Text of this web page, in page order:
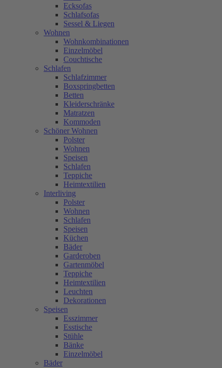
Ecksofas
Schlafsofas
Sessel & Liegen
Wohnen
Wohnkombinationen
Einzelmöbel
Couchtische
Schlafen
Schlafzimmer
Boxspringbetten
Betten
Kleiderschränke
Matratzen
Kommoden
Schöner Wohnen
Polster
Wohnen
Speisen
Schlafen
Teppiche
Heimtextilien
Interliving
Polster
Wohnen
Schlafen
Speisen
Küchen
Bäder
Garderoben
Gartenmöbel
Teppiche
Heimtextilien
Leuchten
Dekorationen
Speisen
Esszimmer
Esstische
Stühle
Bänke
Einzelmöbel
Bäder